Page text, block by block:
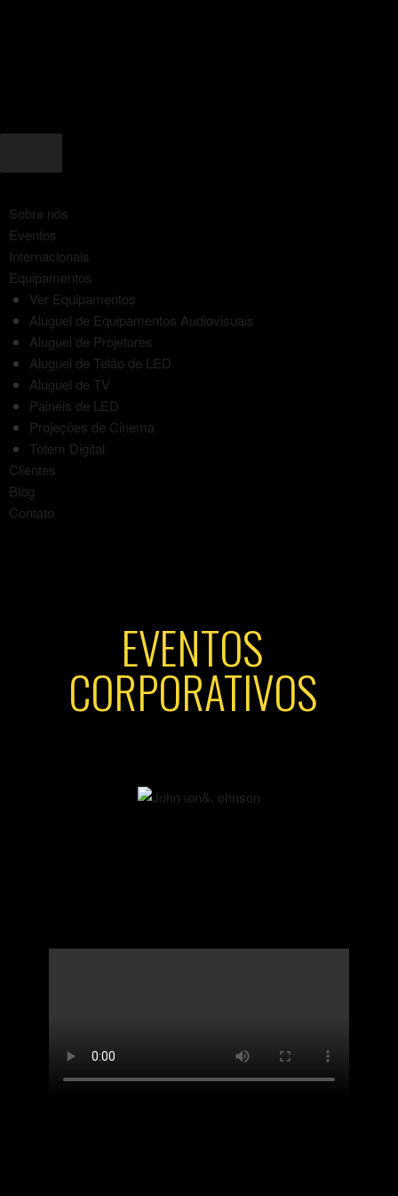
Sobre nós
Eventos
Internacionais
Equipamentos
Ver Equipamentos
Aluguel de Equipamentos Audiovisuais
Aluguel de Projetores
Aluguel de Telão de LED
Aluguel de TV
Painéis de LED
Projeções de Cinema
Totem Digital
Clientes
Blog
Contato
EVENTOS
CORPORATIVOS